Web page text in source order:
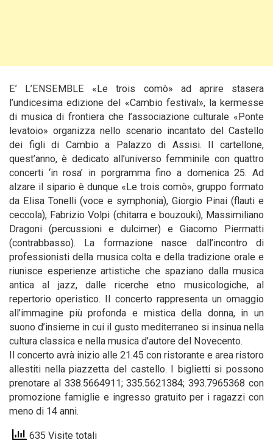
E’ L’ENSEMBLE «Le trois comò» ad aprire stasera
l’undicesima edizione del «Cambio festival», la kermesse
di musica di frontiera che l’associazione culturale «Ponte
levatoio» organizza nello scenario incantato del Castello
dei figli di Cambio a Palazzo di Assisi. Il cartellone,
quest’anno, è dedicato all’universo femminile con quattro
concerti ‘in rosa’ in porgramma fino a domenica 25. Ad
alzare il sipario è dunque «Le trois comò», gruppo formato
da Elisa Tonelli (voce e symphonia), Giorgio Pinai (flauti e
ceccola), Fabrizio Volpi (chitarra e bouzouki), Massimiliano
Dragoni (percussioni e dulcimer) e Giacomo Piermatti
(contrabbasso). La formazione nasce dall’incontro di
professionisti della musica colta e della tradizione orale e
riunisce esperienze artistiche che spaziano dalla musica
antica al jazz, dalle ricerche etno musicologiche, al
repertorio operistico. Il concerto rappresenta un omaggio
all’immagine più profonda e mistica della donna, in un
suono d’insieme in cui il gusto mediterraneo si insinua nella
cultura classica e nella musica d’autore del Novecento.
Il concerto avrà inizio alle 21.45 con ristorante e area ristoro
allestiti nella piazzetta del castello. I biglietti si possono
prenotare al 338.5664911; 335.5621384; 393.7965368 con
promozione famiglie e ingresso gratuito per i ragazzi con
meno di 14 anni.
635 Visite totali